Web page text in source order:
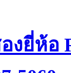
ยี่ห้อ